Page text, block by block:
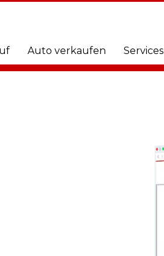
Auto verkaufen Services